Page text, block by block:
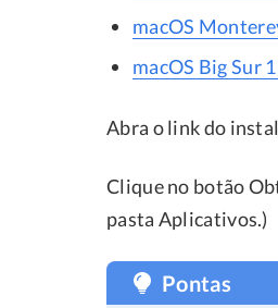
macOS
macOS Big Sur
Abra o link do
Clique no botão
pasta Aplicativos.)
Pontas